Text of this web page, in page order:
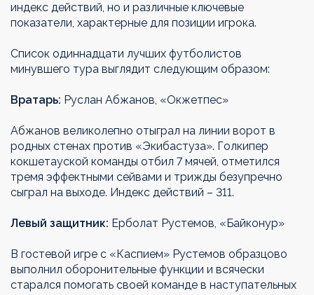
индекс действий, но и различные ключевые
показатели, характерные для позиции игрока.
Список одиннадцати лучших футболистов
минувшего тура выглядит следующим образом:
Вратарь: Руслан Абжанов, «Окжетпес»
Абжанов великолепно отыграл на линии ворот в
родных стенах против «Экибастуза». Голкипер
кокшетауской команды отбил 7 мячей, отметился
тремя эффектными сейвами и трижды безупречно
сыграл на выходе. Индекс действий – 311.
Левый защитник: Ерболат Рустемов, «Байконур»
В гостевой игре с «Каспием» Рустемов образцово
выполнил оборонительные функции и всячески
старался помогать своей команде в наступательных